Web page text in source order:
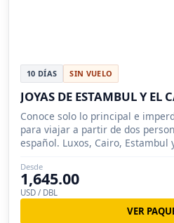
10 DÍAS SIN VUELO
JOYAS DE ESTAMBUL Y EL
Conoce solo lo principal e
para viajar a partir de dos
español. Luxos, Cairo, Estambul
Desde
1,645.00
USD / DBL
VER